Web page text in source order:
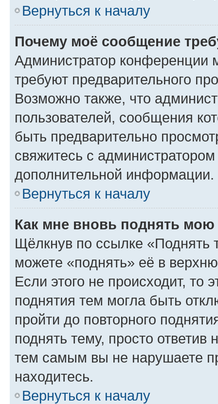
Вернуться к началу
Почему моё сообщение
Администратор конференции
требуют предварительного
Возможно также, что
пользователей, сообщения
быть предварительно
свяжитесь с
дополнительной информации.
Вернуться к началу
Как мне вновь поднять мою
Щёлкнув по ссылке «Поднять
можете «поднять» её в
Если этого не происходит, то
поднятия тем могла быть
пройти до повторного
поднять тему, просто ответив
тем самым вы не нарушаете
находитесь.
Вернуться к началу